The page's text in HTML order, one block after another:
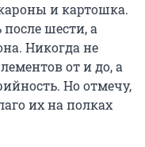
и картошка.
шести, а
Никогда не
от и до, а
Но отмечу,
их на полках